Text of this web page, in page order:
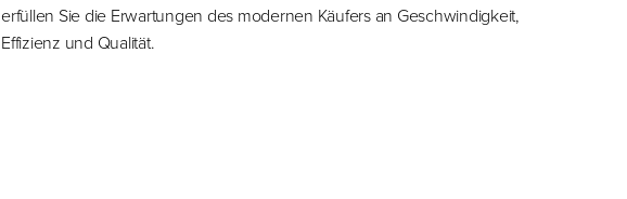
erfüllen Sie die Erwartungen des modernen Käufers an Geschwindigkeit,
Effizienz und Qualität.